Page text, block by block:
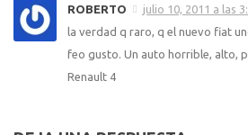
ROBERTO
julio 10, 2011 a las
la verdad q raro, q el nuevo fiat
feo gusto. Un auto horrible, alto,
Renault 4